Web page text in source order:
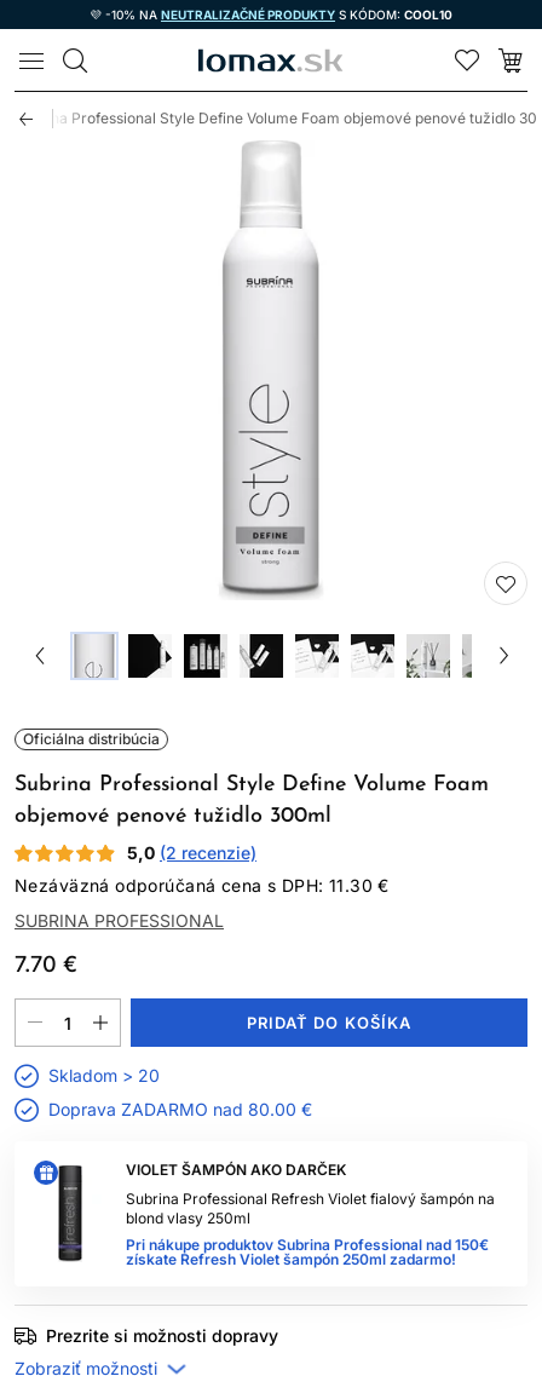
💜 -10% NA NEUTRALIZAČNÉ PRODUKTY S KÓDOM: COOL10
LOMAX
Subrina Professional Style Define Volume Foam objemové penové tužidlo
Oficiálna distribúcia
Subrina Professional Style Define Volume Foam
objemové penové tužidlo 300ml
5,0 (2 recenzie)
Nezáväzná odporúčaná cena s DPH: 11.30 €
SUBRINA PROFESSIONAL
7.70 €
VIOLET ŠAMPÓN AKO DARČEK
Subrina Professional Refresh Violet fialový šampón na
blond vlasy 250ml
Pri nákupe produktov Subrina Professional nad 150€
získate Refresh Violet šampón 250ml zadarmo!
PRIDAŤ DO KOŠÍKA
Skladom > 20
Doprava ZADARMO nad 80.00 €
Prezrite si možnosti dopravy